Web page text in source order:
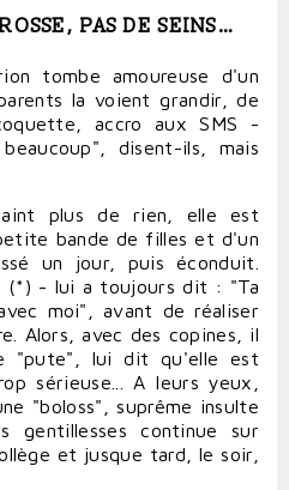
PAS DE SEINS…
tombe amoureuse d'un
la voient grandir, de
accro aux SMS -
disent-ils, mais
plus de rien, elle est
bande de filles et d'un
un jour, puis éconduit.
(*) - lui a toujours dit : "Ta
moi", avant de réaliser
Alors, avec des copines, il
"pute", lui dit qu'elle est
sérieuse... A leurs yeux,
"boloss", suprême insulte
continue sur
et jusque tard, le soir,